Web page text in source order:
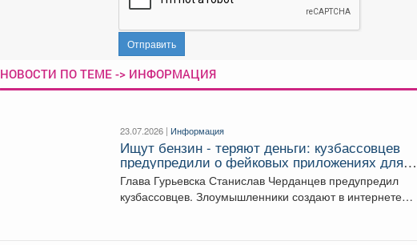
Отправить
НОВОСТИ ПО ТЕМЕ -> ИНФОРМАЦИЯ
23.07.2026 | Информация
Ищут бензин - теряют деньги: кузбассовцев
предупредили о фейковых приложениях для
поиска топлива
Глава Гурьевска Станислав Черданцев предупредил
кузбассовцев. Злоумышленники создают в интернете